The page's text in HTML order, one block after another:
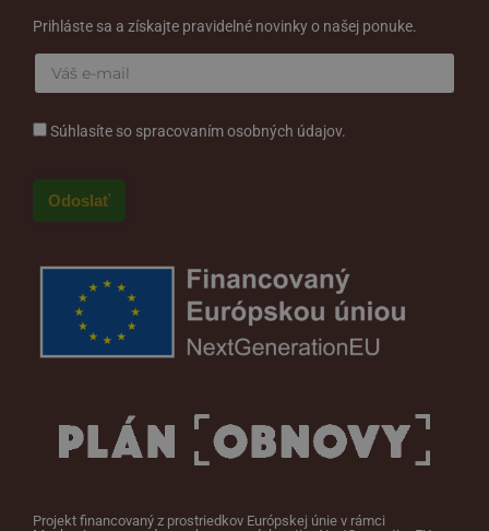
Prihláste sa a získajte pravidelné novinky o našej ponuke.
Súhlasíte so spracovaním osobných údajov.
Projekt financovaný z prostriedkov Európskej únie v rámci